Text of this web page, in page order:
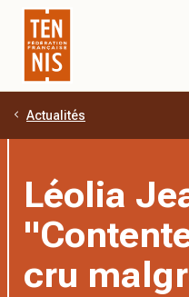
Aller au contenu principal
Actualités
Léolia
cru